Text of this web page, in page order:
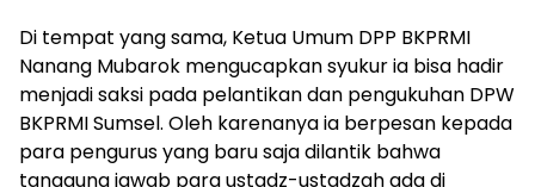
Di tempat yang sama, Ketua Umum DPP BKPRMI
Nanang Mubarok mengucapkan syukur ia bisa hadir
menjadi saksi pada pelantikan dan pengukuhan DPW
BKPRMI Sumsel. Oleh karenanya ia berpesan kepada
para pengurus yang baru saja dilantik bahwa
tanggung jawab para ustadz-ustadzah ada di